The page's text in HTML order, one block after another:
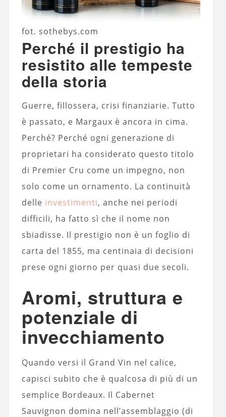
fot. sothebys.com
Perché il prestigio ha
resistito alle tempeste
della storia
Guerre, fillossera, crisi finanziarie. Tutto
è passato, e Margaux è ancora in cima.
Perché? Perché ogni generazione di
proprietari ha considerato questo titolo
di Premier Cru come un impegno, non
solo come un ornamento. La continuità
delle investimenti, anche nei periodi
difficili, ha fatto sì che il nome non
sbiadisse. Il prestigio non è un foglio di
carta del 1855, ma centinaia di decisioni
prese ogni giorno per quasi due secoli.
Aromi, struttura e
potenziale di
invecchiamento
Quando versi il Grand Vin nel calice,
capisci subito che è qualcosa di più di un
semplice Bordeaux. Il Cabernet
Sauvignon domina nell’assemblaggio (di